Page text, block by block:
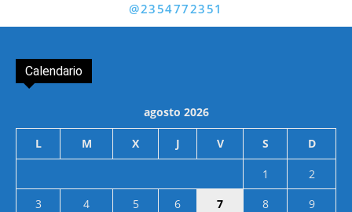
@2354772351
Calendario
agosto 2026
L M X J V S D
1
2
3
4 5 6 7 8
9